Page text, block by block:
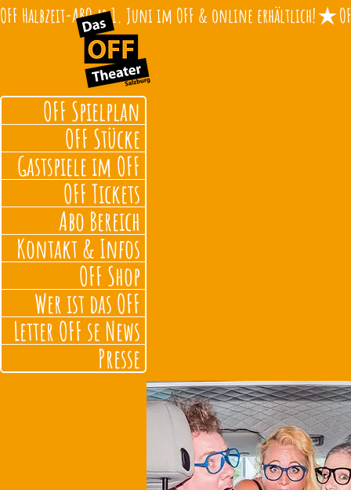
OFF Halbzeit-ABO ab 1. Juni im OFF & online erhältlich!
OFF Spielplan
OFF Stücke
Gastspiele im OFF
OFF Tickets
Abo Bereich
Kontakt & Infos
OFF Shop
Wer ist das OFF
Letter OFF se News
Presse